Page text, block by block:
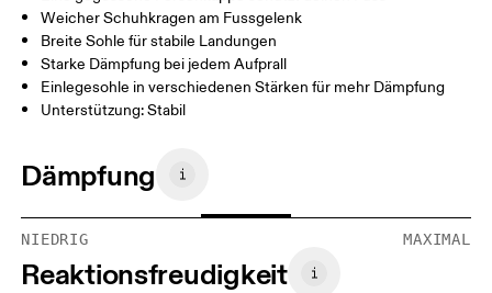
Weicher Schuhkragen am Fussgelenk
Breite Sohle für stabile Landungen
Starke Dämpfung bei jedem Aufprall
Einlegesohle in verschiedenen Stärken für mehr Dämpfung
Unterstützung: Stabil
Dämpfung
NIEDRIG MAXIMAL
Reaktionsfreudigkeit